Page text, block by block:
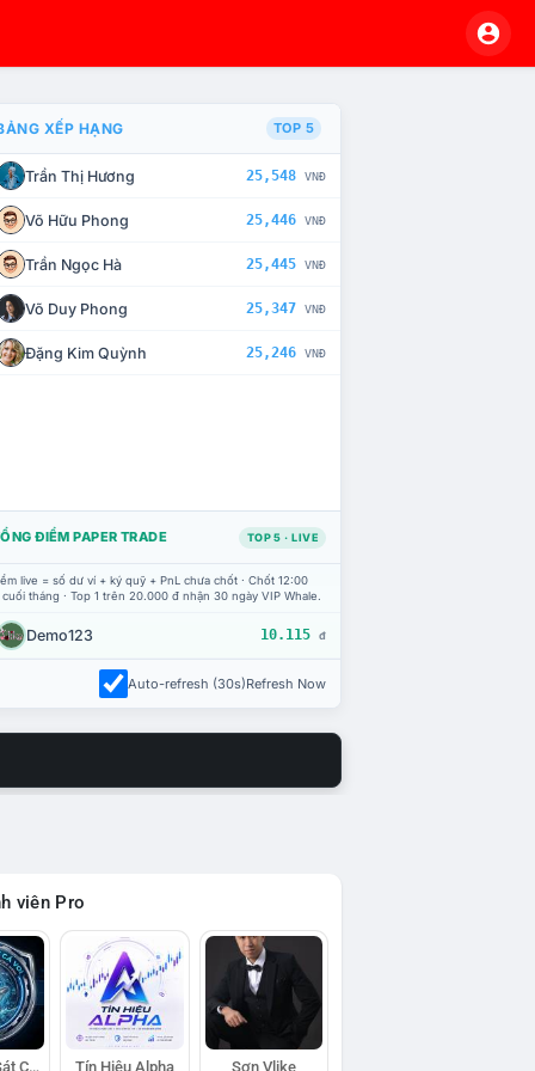
CHẾ TÀI XỬ LÝ VI PHẠM
XẾP HẠNG TOP 5
Trần Thị Hương 25,548 VNĐ
Võ Hữu Phong 25,446 VNĐ
Trần Ngọc Hà 25,445 VNĐ
Võ Duy Phong 25,347 VNĐ
Đặng Kim Quỳnh 25,246 VNĐ
ĐIỂM PAPER TRADE TOP 5 · LIVE
live = số dư ví + ký quỹ + PnL chưa chốt · Chốt 12:00
tháng · Top 1 trên 20.000 đ nhận 30 ngày VIP Whale.
Demo123 10.115 đ
Auto-refresh (30s)Refresh Now
viên Pro
Đội Trinh Sát Cá Voi Tín Hiệu Alpha Sơn Vlike